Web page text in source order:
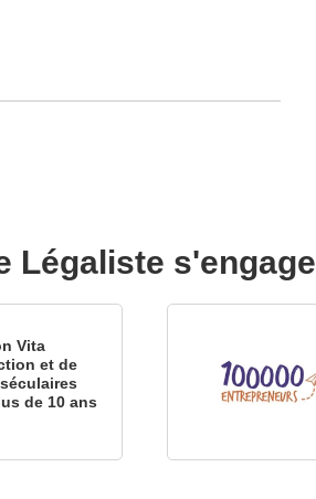
Légaliste s'engage
Vita
et de
de 10 ans